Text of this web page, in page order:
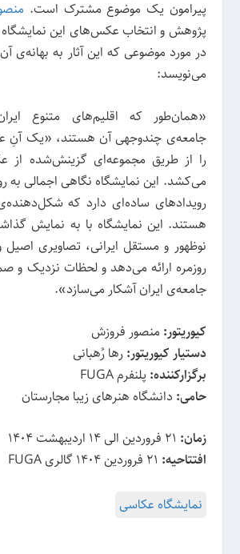
پیرامون یک موضوع مشترک است.
پژوهش و انتخاب عکس‌های این نمایشگاه
در مورد موضوعی که این آثار به بهانه‌ی
می‌نویسد:
«همان‌طور که اقلیم‌های متنوع
جامعه‌ی چندوجهی آن هستند، «یک آنِ
را از طریق مجموعه‌ای گزینش‌شده از
می‌کشد. این نمایشگاه نگاهی اجمالی به
رویدادهای ساده‌ای دارد که
هستند. این نمایشگاه با به نمایش
نوظهور و مستقل ایرانی، تصاویری اصیل
روزمره ارائه می‌دهد و لحظات نزدیک و
جامعه‌ی ایران آشکار می‌سازد».
کیوریتور: منصور فروزش
دستیار کیوریتور: رها رُهبانی
برگزارکننده: پلنفرم FUGA
حامی: دانشگاه هنرهای زیبا مجارستان
زمان:
افتتاحیه:
نمایشگاه عکاسی